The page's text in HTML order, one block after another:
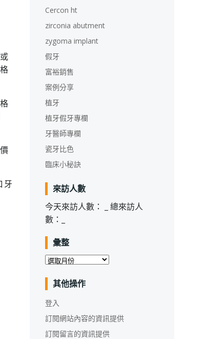
牙
Cercon ht
zirconia abutment
zygoma implant
假牙
富裕銷售
案例分享
植牙
植牙假牙專欄
牙醫師專欄
瓷牙比色
臨床小秘訣
來訪人數
今天來訪人數：
總來訪人
數：
彙整
彙
其他操作
登入
訂閱網站內容的資訊提供
訂閱留言的資訊提供